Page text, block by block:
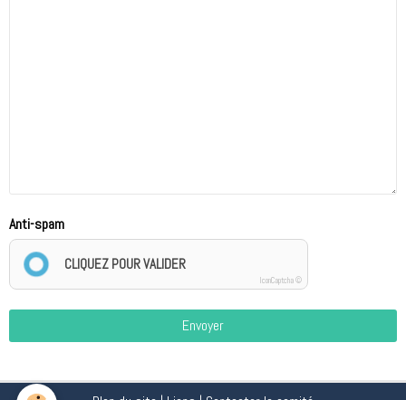
Anti-spam
CLIQUEZ POUR VALIDER
IconCaptcha ©
Envoyer